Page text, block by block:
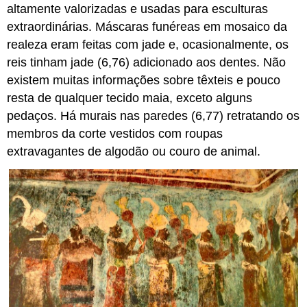
altamente valorizadas e usadas para esculturas
extraordinárias. Máscaras funéreas em mosaico da
realeza eram feitas com jade e, ocasionalmente, os
reis tinham jade (6,76) adicionado aos dentes. Não
existem muitas informações sobre têxteis e pouco
resta de qualquer tecido maia, exceto alguns
pedaços. Há murais nas paredes (6,77) retratando os
membros da corte vestidos com roupas
extravagantes de algodão ou couro de animal.